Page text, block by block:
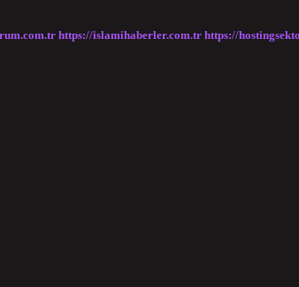
https://islamihaberler.com.tr https://